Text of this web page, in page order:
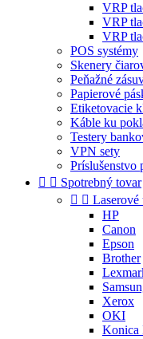
VRP
VRP
VRP
POS systémy
Skenery
Peňažné
Papierové
Etiketovacie
Káble ku
Testery
VPN sety
Príslušenstvo
  Spotrebný tovar
  Laserové
HP
Canon
Epson
Brother
Xerox
OKI
Konica